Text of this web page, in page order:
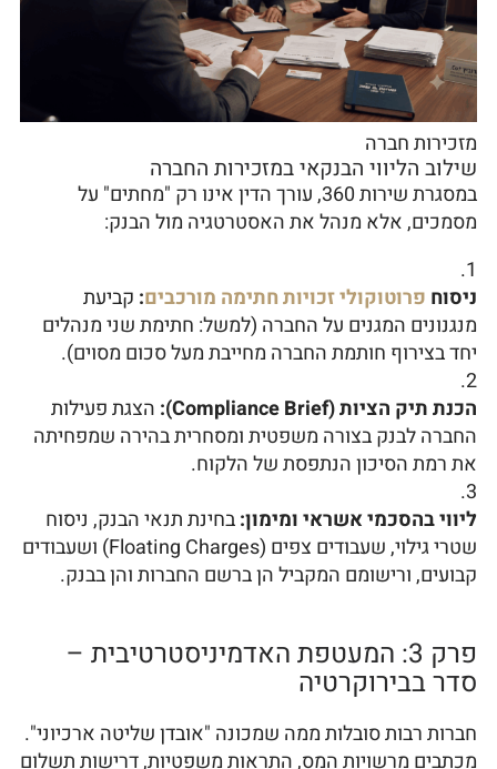
מזכירות חברה
שילוב הליווי הבנקאי במזכירות החברה
במסגרת שירות 360, עורך הדין אינו רק "מחתים" על
מסמכים, אלא מנהל את האסטרטגיה מול הבנק:
ניסוח פרוטוקולי זכויות חתימה מורכבים: קביעת
מנגנונים המגנים על החברה (למשל: חתימת שני מנהלים
יחד בצירוף חותמת החברה מחייבת מעל סכום מסוים).
הכנת תיק הציות (Compliance Brief):
הצגת פעילות
החברה לבנק בצורה משפטית ומסחרית בהירה שמפחיתה
את רמת הסיכון הנתפסת של הלקוח.
ליווי בהסכמי אשראי ומימון:בחינת תנאי הבנק, ניסוח
שטרי גילוי, שעבודים צפים (Floating Charges) ושעבודים
קבועים, ורישומם המקביל הן ברשם החברות והן בבנק.
פרק 3: המעטפת האדמיניסטרטיבית –
סדר בבירוקרטיה
חברות רבות סובלות ממה שמכונה "אובדן שליטה ארכיוני".
מכתבים מרשויות המס, התראות משפטיות, דרישות תשלום